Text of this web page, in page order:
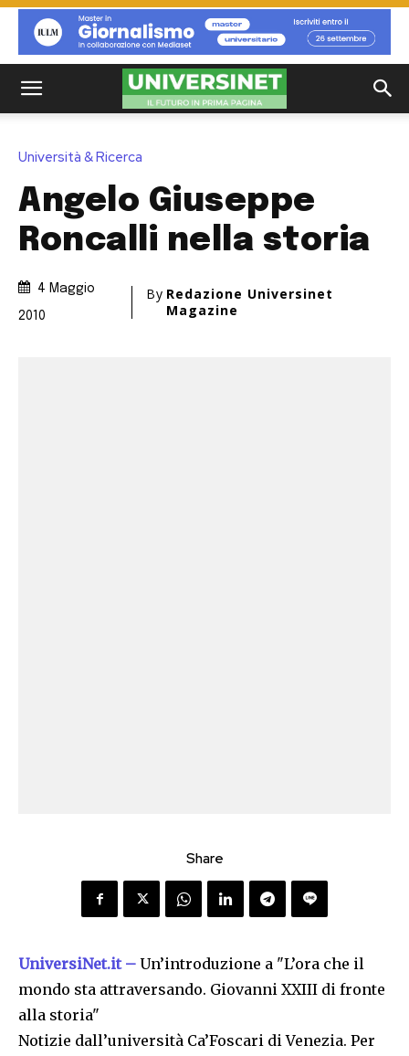
Università & Ricerca
Angelo Giuseppe
Roncalli nella storia
4 Maggio
2010
By Redazione Universinet
Magazine
Share
UniversiNet.it – Un’introduzione a "L’ora che il
mondo sta attraversando. Giovanni XXIII di fronte
alla storia"
Notizie dall’università Ca’Foscari di Venezia. Per